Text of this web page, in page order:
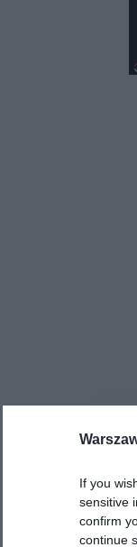
If you
sensitive
confirm
continue